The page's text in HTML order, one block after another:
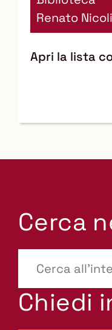
Renato
Apri la lista
Cerca
site-
search.label???
Chiedi